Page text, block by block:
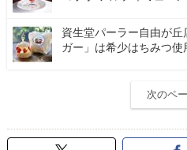
資生堂パーラー自由が
ガー」は希少はちみつ
次のペ